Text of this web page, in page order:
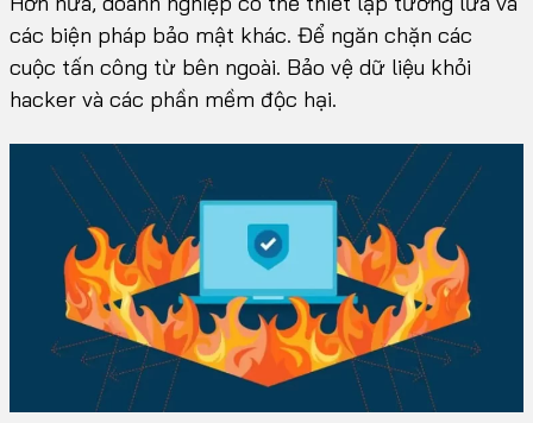
các biện pháp bảo mật khác. Để ngăn chặn các
cuộc tấn công từ bên ngoài. Bảo vệ dữ liệu khỏi
hacker và các phần mềm độc hại.